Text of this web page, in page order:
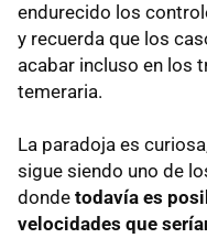
endurecido los
y recuerda que los
acabar incluso en los
temeraria.
La paradoja es
sigue siendo uno de
donde todavía es
velocidades que